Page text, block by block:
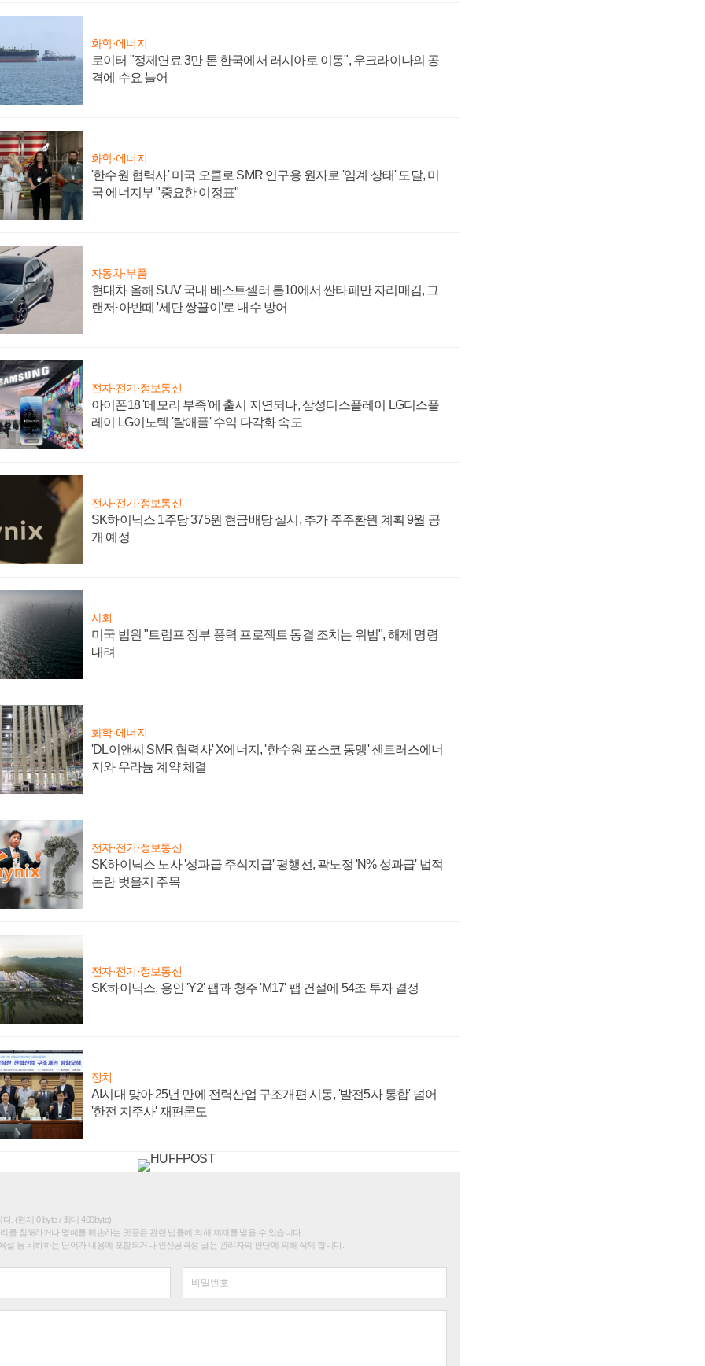
화학·에너지
로이터 "정제연료 3만 톤 한국에서 러시아로 이동", 우크라이나의 공
격에 수요 늘어
화학·에너지
'한수원 협력사' 미국 오클로 SMR 연구용 원자로 '임계 상태' 도달, 미
국 에너지부 "중요한 이정표"
자동차·부품
현대차 올해 SUV 국내 베스트셀러 톱10에서 싼타페만 자리매김, 그
랜저·아반떼 '세단 쌍끌이'로 내수 방어
전자·전기·정보통신
아이폰18 '메모리 부족'에 출시 지연되나, 삼성디스플레이 LG디스플
레이 LG이노텍 '탈애플' 수익 다각화 속도
전자·전기·정보통신
SK하이닉스 1주당 375원 현금배당 실시, 추가 주주환원 계획 9월 공
개 예정
사회
미국 법원 "트럼프 정부 풍력 프로젝트 동결 조치는 위법", 해제 명령
내려
화학·에너지
'DL이앤씨 SMR 협력사' X에너지, '한수원 포스코 동맹' 센트러스에너
지와 우라늄 계약 체결
전자·전기·정보통신
SK하이닉스 노사 '성과급 주식지급' 평행선, 곽노정 'N% 성과급' 법적
논란 벗을지 주목
전자·전기·정보통신
SK하이닉스, 용인 'Y2' 팹과 청주 'M17' 팹 건설에 54조 투자 결정
정치
AI시대 맞아 25년 만에 전력산업 구조개편 시동, '발전5사 통합' 넘어
'한전 지주사' 재편론도
. (현재 0 byte / 최대 400byte)
를 침해하거나 명예를 훼손하는 댓글은 관련 법률에 의해 제재를 받을 수 있습니다.
설 등 비하하는 단어가 내용에 포함되거나 인신공격성 글은 관리자의 판단에 의해 삭제 합니다.